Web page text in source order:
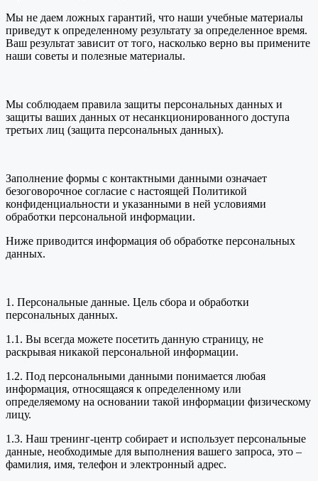
Мы не даем ложных гарантий, что наши учебные материалы
приведут к определенному результату за определенное время.
Ваш результат зависит от того, насколько верно вы примените
наши советы и полезные материалы.
Мы соблюдаем правила защиты персональных данных и
защиты ваших данных от несанкционированного доступа
третьих лиц (защита персональных данных).
Заполнение формы с контактными данными означает
безоговорочное согласие с настоящей Политикой
конфиденциальности и указанными в ней условиями
обработки персональной информации.
Ниже приводится информация об обработке персональных
данных.
1. Персональные данные. Цель сбора и обработки
персональных данных.
1.1. Вы всегда можете посетить данную страницу, не
раскрывая никакой персональной информации.
1.2. Под персональными данными понимается любая
информация, относящаяся к определенному или
определяемому на основании такой информации физическому
лицу.
1.3. Наш тренинг-центр собирает и использует персональные
данные, необходимые для выполнения вашего запроса, это –
фамилия, имя, телефон и электронный адрес.